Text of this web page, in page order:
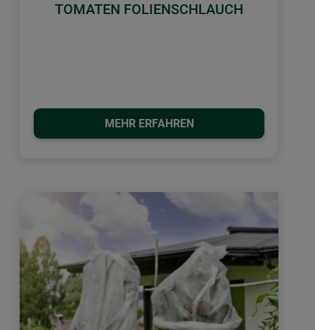
TOMATEN FOLIENSCHLAUCH
MEHR ERFAHREN